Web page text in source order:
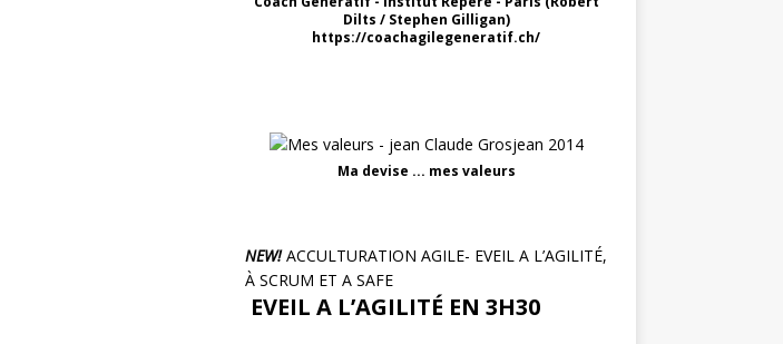
Dilts / Stephen Gilligan)
https://coachagilegeneratif.ch/
Ma devise ... mes valeurs
NEW!ACCULTURATION AGILE- EVEIL A L’AGILITÉ,
À SCRUM ET A SAFE
EVEIL A L’AGILITÉ EN 3H30